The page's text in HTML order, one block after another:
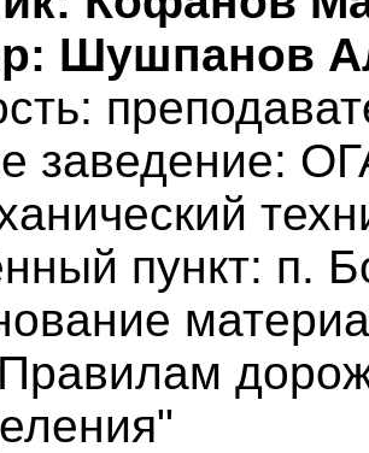
Шушпанов
заведение:
пункт: п.